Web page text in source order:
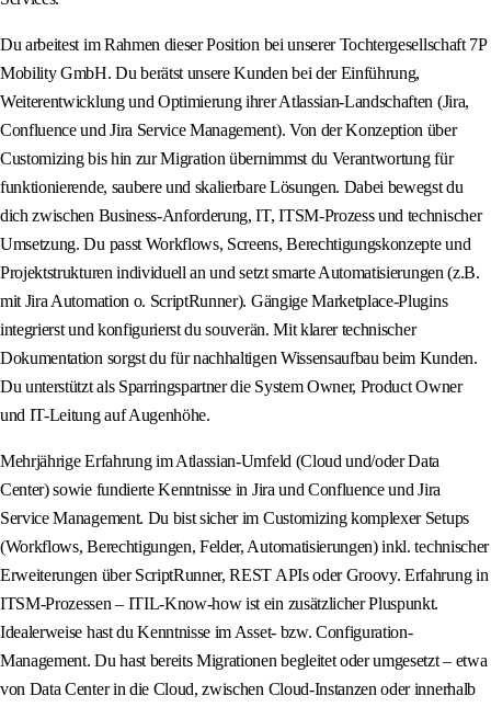
Du arbeitest im Rahmen dieser Position bei unserer Tochtergesellschaft 7P
Mobility GmbH. Du berätst unsere Kunden bei der Einführung,
Weiterentwicklung und Optimierung ihrer Atlassian-Landschaften (Jira,
Confluence und Jira Service Management). Von der Konzeption über
Customizing bis hin zur Migration übernimmst du Verantwortung für
funktionierende, saubere und skalierbare Lösungen. Dabei bewegst du
dich zwischen Business-Anforderung, IT, ITSM-Prozess und technischer
Umsetzung. Du passt Workflows, Screens, Berechtigungskonzepte und
Projektstrukturen individuell an und setzt smarte Automatisierungen (z.B.
mit Jira Automation o. ScriptRunner). Gängige Marketplace-Plugins
integrierst und konfigurierst du souverän. Mit klarer technischer
Dokumentation sorgst du für nachhaltigen Wissensaufbau beim Kunden.
Du unterstützt als Sparringspartner die System Owner, Product Owner
und IT-Leitung auf Augenhöhe.
Mehrjährige Erfahrung im Atlassian-Umfeld (Cloud und/oder Data
Center) sowie fundierte Kenntnisse in Jira und Confluence und Jira
Service Management. Du bist sicher im Customizing komplexer Setups
(Workflows, Berechtigungen, Felder, Automatisierungen) inkl. technischer
Erweiterungen über ScriptRunner, REST APIs oder Groovy. Erfahrung in
ITSM-Prozessen – ITIL-Know-how ist ein zusätzlicher Pluspunkt.
Idealerweise hast du Kenntnisse im Asset- bzw. Configuration-
Management. Du hast bereits Migrationen begleitet oder umgesetzt – etwa
von Data Center in die Cloud, zwischen Cloud-Instanzen oder innerhalb